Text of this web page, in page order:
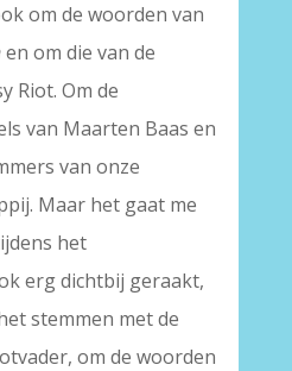
om de woorden van
en om die van de
Riot. Om de
van Maarten Baas en
van onze
Maar het gaat me
het
erg dichtbij geraakt,
stemmen met de
om de woorden